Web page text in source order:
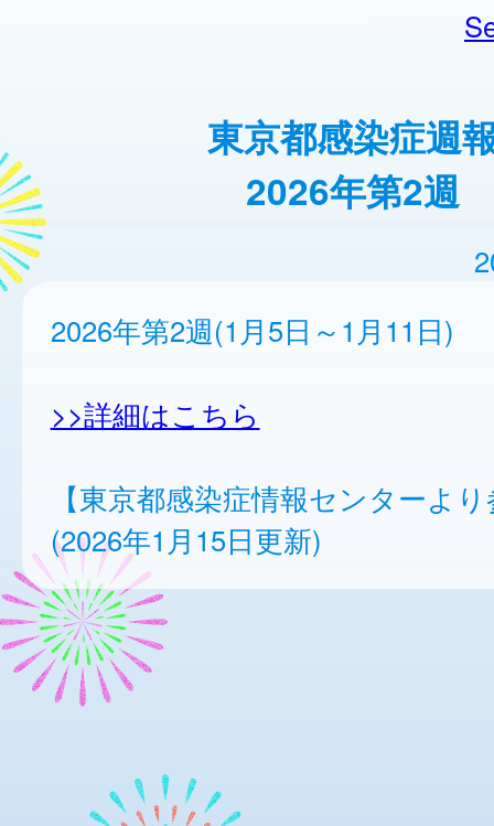
東京都感染症週
2026年第2週
2026年第2週(1月5日～1月11日)
>>詳細はこちら
【東京都感染症情報センターよ
(2026年1月15日更新)